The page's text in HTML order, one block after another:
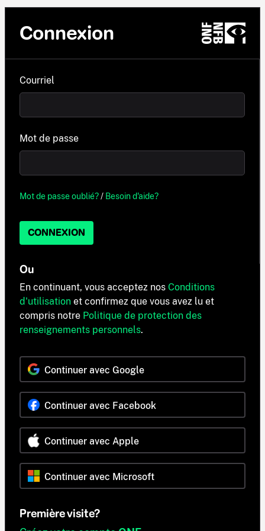
Connexion
Courriel
Mot de passe
Mot de passe oublié?/ Besoin d'aide?
CONNEXION
Ou
En continuant, vous acceptez nos Conditions
d'utilisation et confirmez que vous avez lu et
compris notre Politique de protection des
renseignements personnels.
Continuer avec Google
Continuer avec Facebook
Continuer avec Apple
Continuer avec Microsoft
Première visite?